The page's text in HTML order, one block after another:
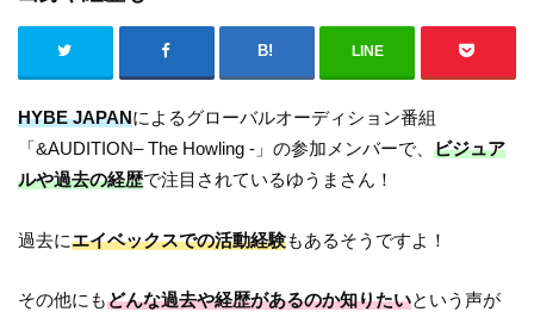
LINE
HYBE JAPANによるグローバルオーディション番組
「&AUDITION– The Howling -」の参加メンバーで、ビジュア
ルや過去の経歴で注目されているゆうまさん！
過去にエイベックスでの活動経験もあるそうですよ！
その他にもどんな過去や経歴があるのか知りたいという声が